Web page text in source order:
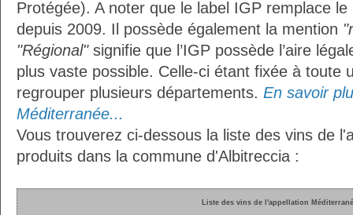
Protégée). A noter que le label IGP remplace
depuis 2009. Il possède également la mention
"Régional"signifie que l’IGP possède l’aire
plus vaste possible. Celle-ci étant fixée à toute
regrouper plusieurs départements. En savoir
Méditerranée...
Vous trouverez ci-dessous la liste des vins de
produits dans la commune d'Albitreccia :
Liste des vins de l'appellation